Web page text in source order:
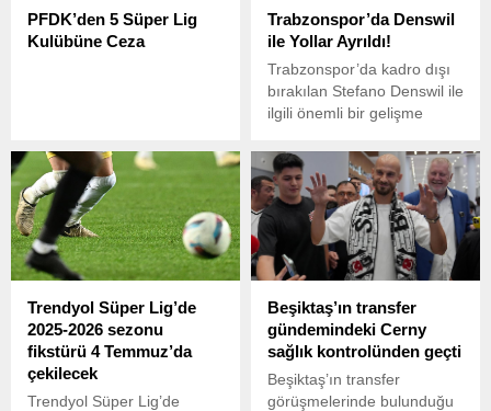
PFDK’den 5 Süper Lig
Kulübüne Ceza
Trabzonspor’da Denswil
ile Yollar Ayrıldı!
Trabzonspor’da kadro dışı
bırakılan Stefano Denswil ile
ilgili önemli bir gelişme
haberine göre,
Trabzonspor, Hollandalı
stoperin sözleşmesini
feshetmek için görüşmeler
gerçekleştirdi. Denswil’in
menajeri, salı akşamı
yönetimiyle bir araya geldi.
Bu görüşmelerin ardından
bordo-mavili ekip, Stefano
Denswil ile yollarını ayırma
kararı aldı. Trabzonspor’da
Trendyol Süper Lig’de
2025-2026 sezonu
fikstürü 4 Temmuz’da
çekilecek
Trendyol Süper Lig’de
Beşiktaş’ın transfer
gündemindeki Cerny
sağlık kontrolünden geçti
Beşiktaş’ın transfer
görüşmelerinde bulunduğu